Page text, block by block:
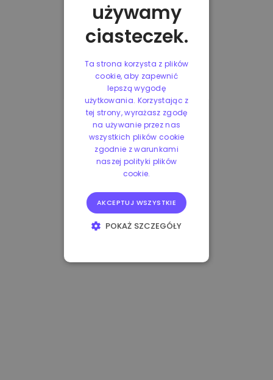
używamy
ciasteczek.
Ta strona korzysta z plików
cookie, aby zapewnić
lepszą wygodę
użytkowania. Korzystając z
tej strony, wyrażasz zgodę
na używanie przez nas
wszystkich plików cookie
zgodnie z warunkami
naszej polityki plików
cookie.
AKCEPTUJ WSZYSTKIE
POKAŻ SZCZEGÓŁY